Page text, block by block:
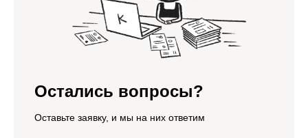
Остались вопросы?
Оставьте заявку, и мы на них ответим